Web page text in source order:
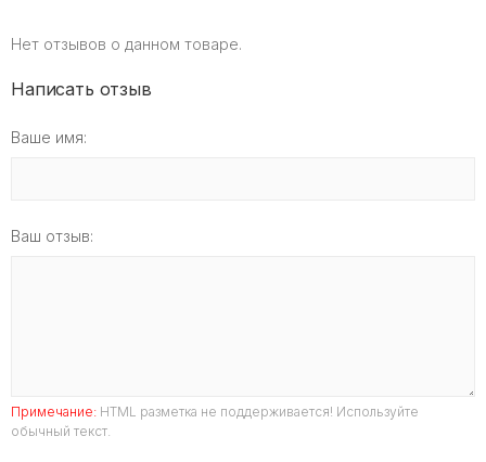
Нет отзывов о данном товаре.
Написать отзыв
Ваше имя:
Ваш отзыв:
Примечание: HTML разметка не поддерживается! Используйте
обычный текст.